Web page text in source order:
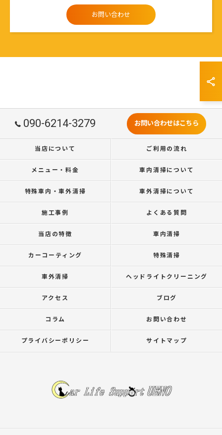
お問い合わせ
090-6214-3279 お問い合わせはこちら
当店について ご利用の流れ
メニュー・料金 車内清掃について
特殊車内・車外清掃 車外清掃について
施工事例 よくある質問
当店の特徴 車内清掃
カーコーティング 特殊清掃
車外清掃 ヘッドライトクリーニング
アクセス ブログ
コラム お問い合わせ
プライバシーポリシー サイトマップ